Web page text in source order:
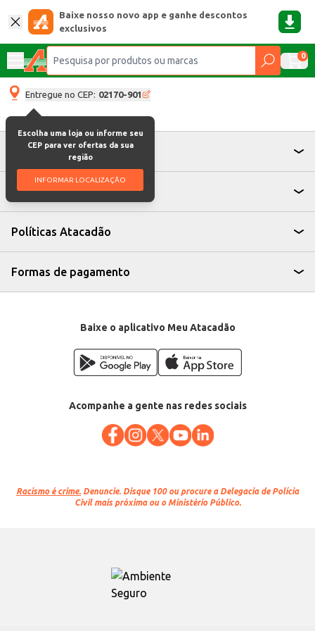
Baixe nosso novo app e ganhe descontos
exclusivos
0
Entregue no CEP: 02170-901
Escolha uma loja ou informe seu
CEP para ver ofertas da sua
região
INFORMAR LOCALIZAÇÃO
Atendimento
Institucional
Políticas Atacadão
Formas de pagamento
Baixe o aplicativo Meu Atacadão
Acompanhe a gente nas redes sociais
Racismo é crime. Denuncie. Disque 100 ou procure a Delegacia de Polícia
Civil mais próxima ou o Ministério Público.